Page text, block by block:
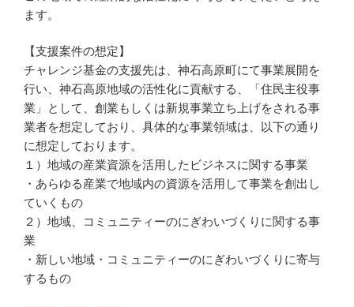
ます。
【支援案件の想定】
チャレンジ基金の支援先は、神石高原町にて事業展開を
行い、神石高原地域の活性化に貢献する、「住民主役事
業」として、創業もしくは新規事業立ち上げをされる事
業者を想定しており、具体的な事業領域は、以下の通り
に想定しております。
１）地域の産業資源を活用したビジネスに関する事業
・あらゆる産業で地域内の資源を活用して事業を創出し
ていくもの
２）地域、コミュニティーのにぎわいづくりに関する事
業
・新しい地域・コミュニティーのにぎわいづくりに寄与
するもの